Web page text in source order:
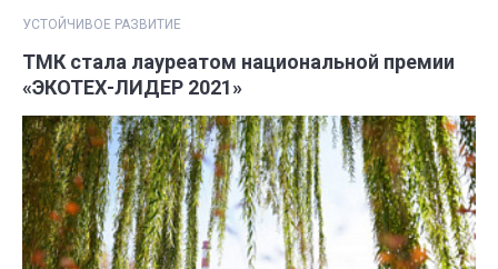
УСТОЙЧИВОЕ РАЗВИТИЕ
ТМК стала лауреатом национальной премии
«ЭКОТЕХ-ЛИДЕР 2021»